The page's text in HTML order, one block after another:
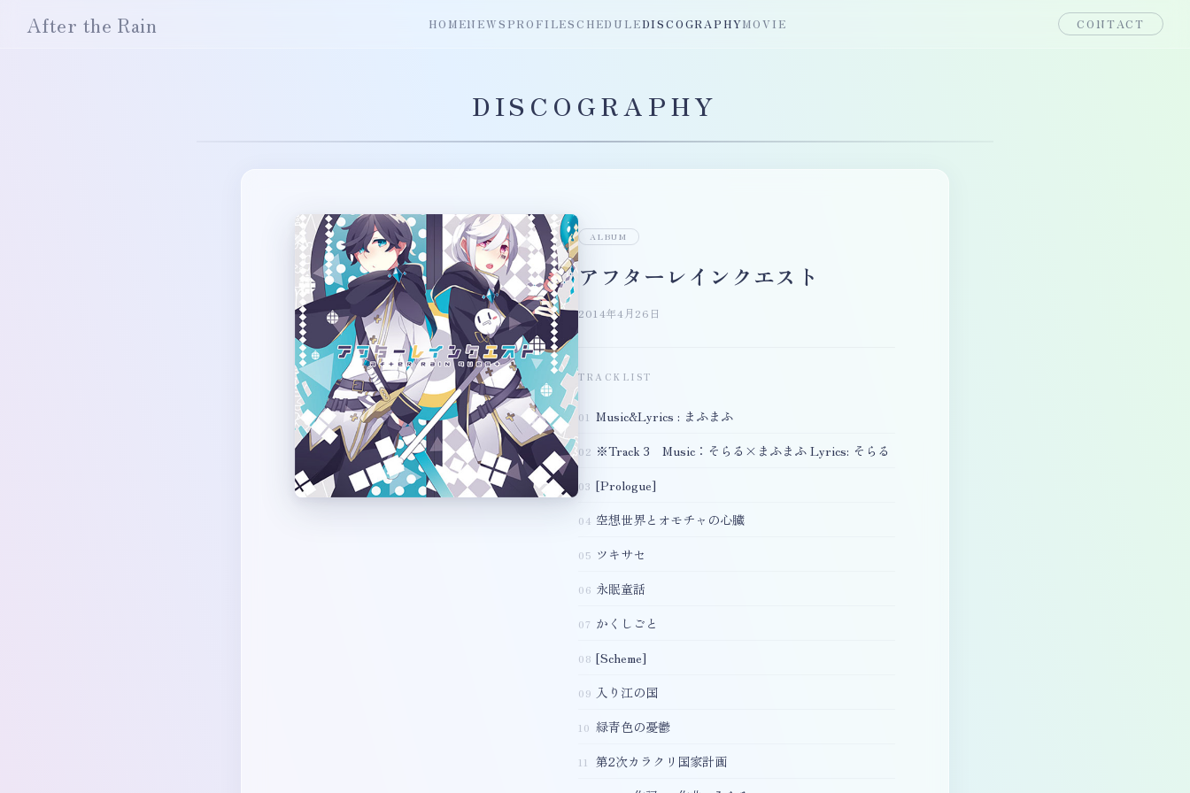
After the Rain HOMENEWS PROFILESCHEDULEDISCOGRAPHYMOVIE CONTACT
DISCOGRAPHY
ALBUM
アフターレインクエスト
2014年4月26日
TRACKLIST
Music&Lyrics : まふまふ
※Track 3 Music：そらる×まふまふ Lyrics: そらる
[Prologue]
空想世界とオモチャの心臓
ツキサセ
永眠童話
かくしごと
[Scheme]
入り江の国
緑青色の憂鬱
第2次カラクリ国家計画